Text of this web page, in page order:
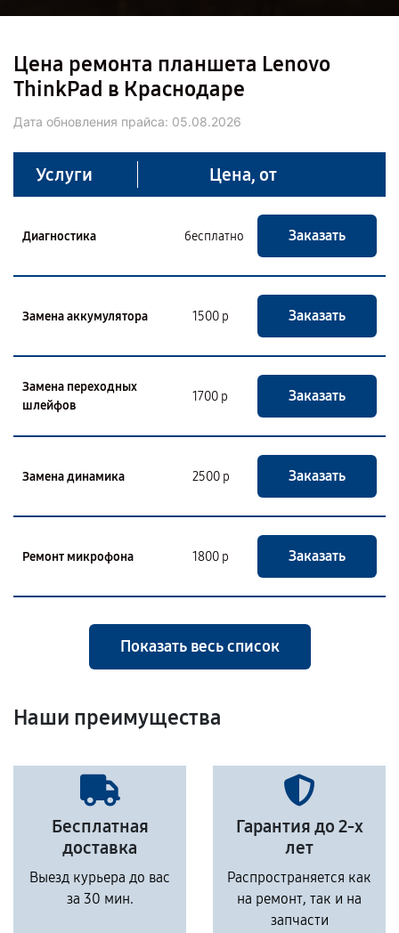
Цена ремонта планшета Lenovo
ThinkPad в Краснодаре
Дата обновления прайса: 05.08.2026
Услуги Цена, от
Диагностика бесплатно Заказать
Замена аккумулятора 1500 р Заказать
Замена переходных
шлейфов
1700 р Заказать
Замена динамика 2500 р Заказать
Ремонт микрофона 1800 р Заказать
Показать весь список
Наши преимущества
Бесплатная
доставка
Выезд курьера до вас
за 30 мин.
Гарантия до 2-х
лет
Распространяется как
на ремонт, так и на
запчасти